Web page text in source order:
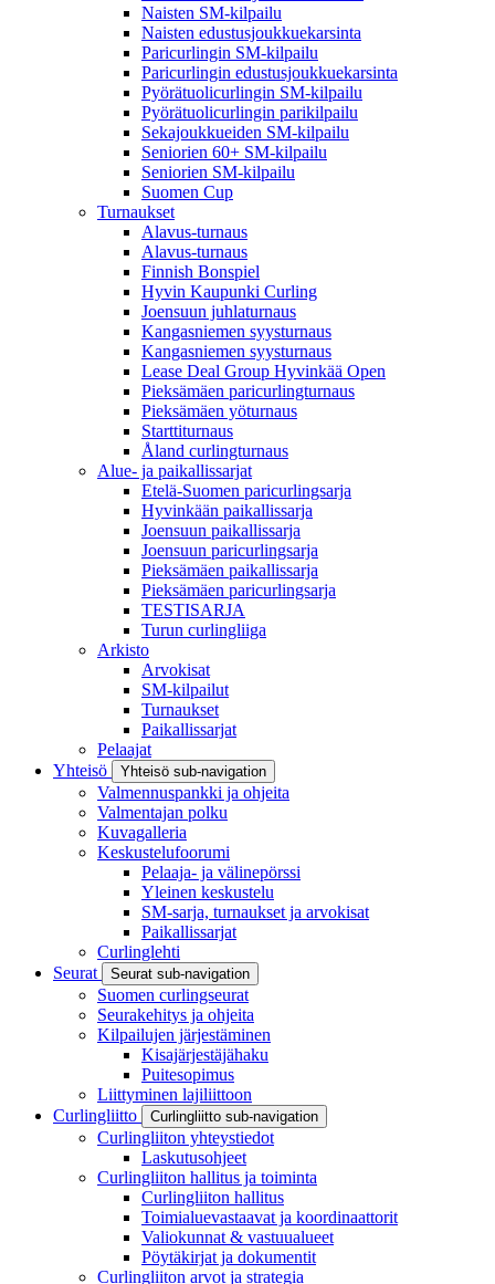
Naisten SM-kilpailu
Naisten edustusjoukkuekarsinta
Paricurlingin SM-kilpailu
Paricurlingin edustusjoukkuekarsinta
Pyörätuolicurlingin SM-kilpailu
Pyörätuolicurlingin parikilpailu
Sekajoukkueiden SM-kilpailu
Seniorien 60+ SM-kilpailu
Seniorien SM-kilpailu
Suomen Cup
Turnaukset
Alavus-turnaus
Alavus-turnaus
Finnish Bonspiel
Hyvin Kaupunki Curling
Joensuun juhlaturnaus
Kangasniemen syysturnaus
Kangasniemen syysturnaus
Lease Deal Group Hyvinkää Open
Pieksämäen paricurlingturnaus
Pieksämäen yöturnaus
Starttiturnaus
Åland curlingturnaus
Alue- ja paikallissarjat
Etelä-Suomen paricurlingsarja
Hyvinkään paikallissarja
Joensuun paikallissarja
Joensuun paricurlingsarja
Pieksämäen paikallissarja
Pieksämäen paricurlingsarja
TESTISARJA
Turun curlingliiga
Arkisto
Arvokisat
SM-kilpailut
Turnaukset
Paikallissarjat
Pelaajat
Yhteisö
Yhteisö sub-navigation
Valmennuspankki ja ohjeita
Valmentajan polku
Kuvagalleria
Keskustelufoorumi
Pelaaja- ja välinepörssi
Yleinen keskustelu
SM-sarja, turnaukset ja arvokisat
Paikallissarjat
Curlinglehti
Seurat
Seurat sub-navigation
Suomen curlingseurat
Seurakehitys ja ohjeita
Kilpailujen järjestäminen
Kisajärjestäjähaku
Puitesopimus
Liittyminen lajiliittoon
Curlingliitto
Curlingliitto sub-navigation
Curlingliiton yhteystiedot
Laskutusohjeet
Curlingliiton hallitus ja toiminta
Curlingliiton hallitus
Toimialuevastaavat ja koordinaattorit
Valiokunnat & vastuualueet
Pöytäkirjat ja dokumentit
Curlingliiton arvot ja strategia